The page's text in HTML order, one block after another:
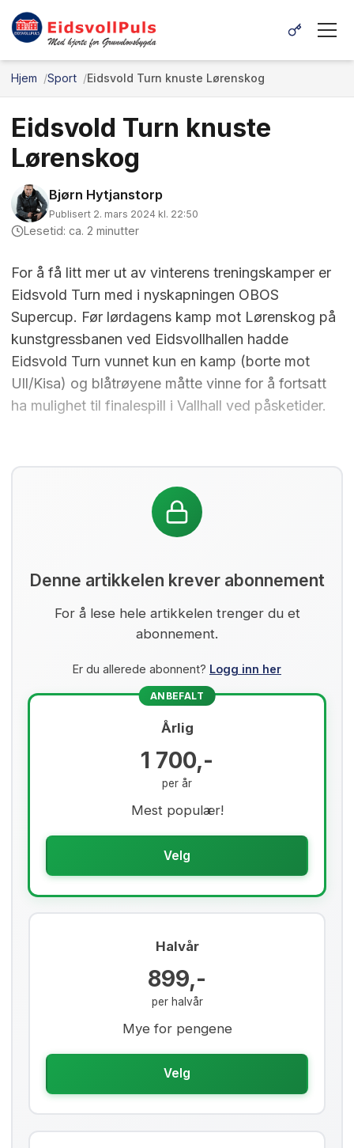
Hjem Sport Eidsvold Turn knuste Lørenskog
Eidsvold Turn knuste
Lørenskog
Bjørn Hytjanstorp
Publisert 2. mars 2024 kl. 22:50
Lesetid: ca. 2 minutter
For å få litt mer ut av vinterens treningskamper er
Eidsvold Turn med i nyskapningen OBOS
Supercup. Før lørdagens kamp mot Lørenskog på
kunstgressbanen ved Eidsvollhallen hadde
Eidsvold Turn vunnet kun en kamp (borte mot
Ull/Kisa) og blåtrøyene måtte vinne for å fortsatt
ha mulighet til finalespill i Vallhall ved påsketider.
Denne artikkelen krever abonnement
For å lese hele artikkelen trenger du et
abonnement.
Er du allerede abonnent? Logg inn her
ANBEFALT
Årlig
1 700,-
per år
Mest populær!
Velg
Halvår
899,-
per halvår
Mye for pengene
Velg